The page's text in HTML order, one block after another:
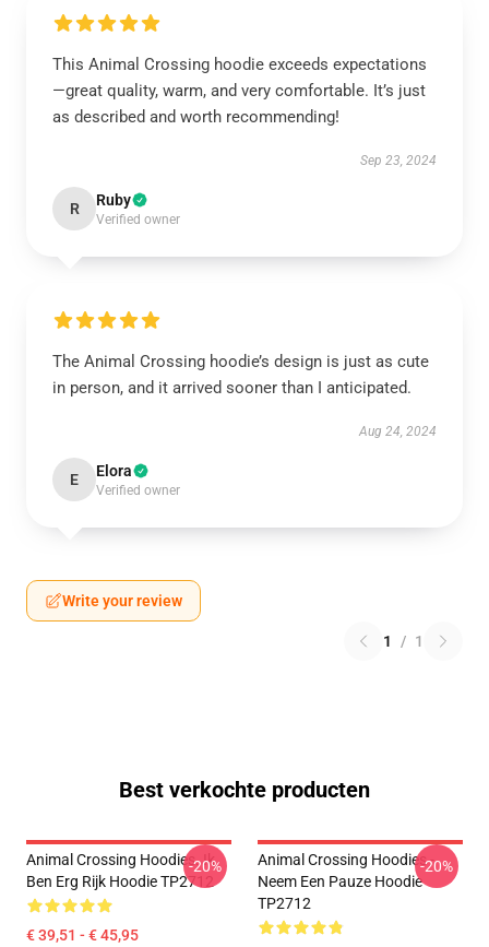
This Animal Crossing hoodie exceeds expectations
—great quality, warm, and very comfortable. It’s just
as described and worth recommending!
Sep 23, 2024
R Ruby
Verified owner
The Animal Crossing hoodie’s design is just as cute
in person, and it arrived sooner than I anticipated.
Aug 24, 2024
E Elora
Verified owner
Write your review
1 / 1
Best verkochte producten
Animal Crossing Hoodies. Ik
Ben Erg Rijk Hoodie TP2712
€ 39,51 - € 45,95
-20%
Animal Crossing Hoodies -
Neem Een Pauze Hoodie
TP2712
-20%